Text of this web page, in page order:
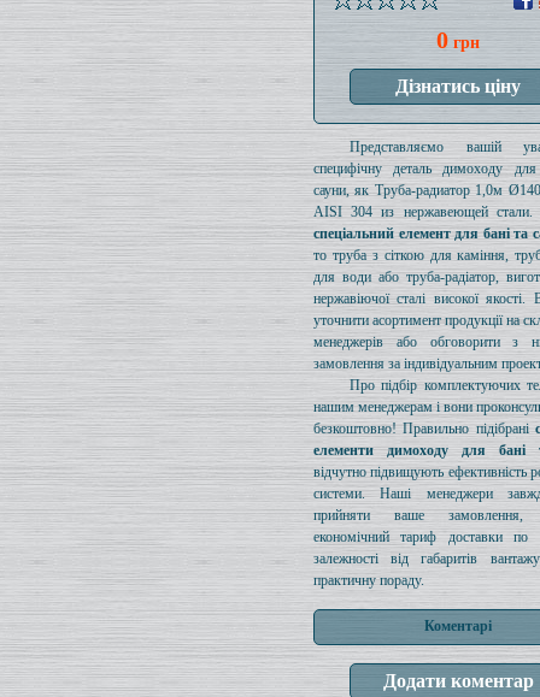
0 грн
Представляємо вашій
специфічну деталь димоходу
сауни, як Труба-радиатор 1,0м
AISI 304 из нержавеющей стали.
спеціальний елемент для бані та
то труба з сіткою для каміння,
для води або труба-радіатор,
нержавіючої сталі високої
уточнити асортимент продукції на
менеджерів або обговорити з
замовлення за індивідуальним
Про підбір комплектуючих
нашим менеджерам і вони
безкоштовно! Правильно підібрані
елементи димоходу для бані
відчутно підвищують ефективність
системи. Наші менеджери
прийняти ваше замовлення,
економічний тариф доставки по
залежності від габаритів
практичну пораду.
Коментарі